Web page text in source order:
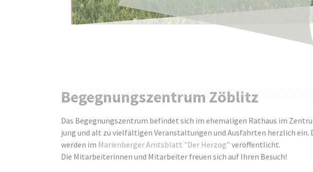
Begegnungszentrum Zöblitz
Das Begegnungszentrum befindet sich im ehemaligen Rathaus im
jung und alt zu vielfältigen Veranstaltungen und Ausfahrten herzlich ein.
werden im Marienberger Amtsblatt "Der Herzog" veröffentlicht.
Die Mitarbeiterinnen und Mitarbeiter freuen sich auf Ihren Besuch!